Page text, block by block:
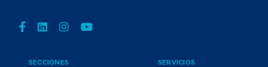
SECCIONES SERVICIOS